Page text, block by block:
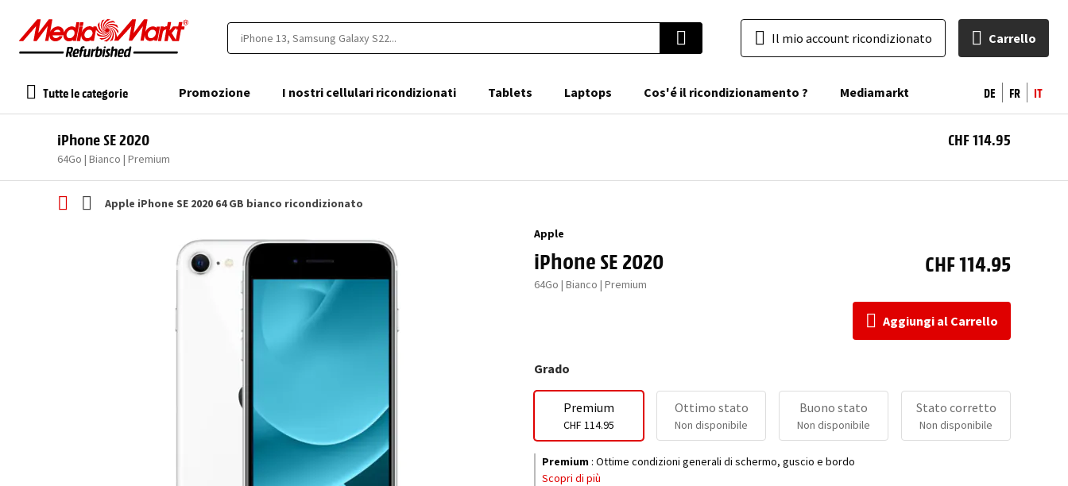
Il mio account ricondizionato Carrello
Tutte le categorie Promozione I nostri cellulari ricondizionati Tablets Laptops Cos'é il ricondizionamento ? Mediamarkt DE FR IT
iPhone SE 2020
64Go | Bianco | Premium
CHF 114.95
Apple iPhone SE 2020 64 GB bianco ricondizionato
Apple
iPhone SE 2020
64Go | Bianco | Premium
CHF 114.95
Aggiungi al Carrello
Grado
Premium
CHF 114.95
Ottimo stato
Non disponibile
Buono stato
Non disponibile
Stato corretto
Non disponibile
Premium : Ottime condizioni generali di schermo, guscio e bordo
Scopri di più